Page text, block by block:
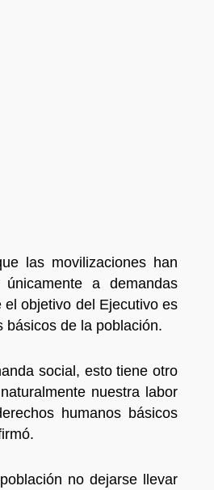
las movilizaciones han
a demandas
objetivo del Ejecutivo es
básicos de la población.
social, esto tiene otro
nuestra labor
humanos básicos
no dejarse llevar